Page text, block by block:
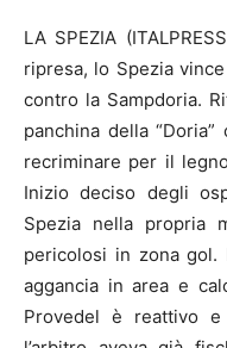
LA SPEZIA
ripresa, lo Spezia
contro la Sampdoria.
panchina della
recriminare per il
Inizio deciso degli
Spezia nella propria
pericolosi in zona gol.
aggancia in area e
Provedel è reattivo